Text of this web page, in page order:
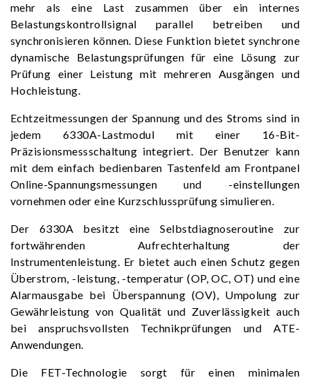
mehr als eine Last zusammen über ein internes
Belastungskontrollsignal parallel betreiben und
synchronisieren können. Diese Funktion bietet synchrone
dynamische Belastungsprüfungen für eine Lösung zur
Prüfung einer Leistung mit mehreren Ausgängen und
Hochleistung.
Echtzeitmessungen der Spannung und des Stroms sind in
jedem 6330A-Lastmodul mit einer 16-Bit-
Präzisionsmessschaltung integriert. Der Benutzer kann
mit dem einfach bedienbaren Tastenfeld am Frontpanel
Online-Spannungsmessungen und -einstellungen
vornehmen oder eine Kurzschlussprüfung simulieren.
Der 6330A besitzt eine Selbstdiagnoseroutine zur
fortwährenden Aufrechterhaltung der
Instrumentenleistung. Er bietet auch einen Schutz gegen
Überstrom, -leistung, -temperatur (OP, OC, OT) und eine
Alarmausgabe bei Überspannung (OV), Umpolung zur
Gewährleistung von Qualität und Zuverlässigkeit auch
bei anspruchsvollsten Technikprüfungen und ATE-
Anwendungen.
Die FET-Technologie sorgt für einen minimalen